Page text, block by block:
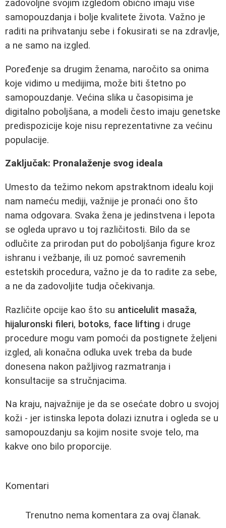
zadovoljne svojim izgledom obično imaju više
samopouzdanja i bolje kvalitete života. Važno je
raditi na prihvatanju sebe i fokusirati se na zdravlje,
a ne samo na izgled.
Poređenje sa drugim ženama, naročito sa onima
koje vidimo u medijima, može biti štetno po
samopouzdanje. Većina slika u časopisima je
digitalno poboljšana, a modeli često imaju genetske
predispozicije koje nisu reprezentativne za većinu
populacije.
Zaključak: Pronalaženje svog ideala
Umesto da težimo nekom apstraktnom idealu koji
nam nameću mediji, važnije je pronaći ono što
nama odgovara. Svaka žena je jedinstvena i lepota
se ogleda upravo u toj različitosti. Bilo da se
odlučite za prirodan put do poboljšanja figure kroz
ishranu i vežbanje, ili uz pomoć savremenih
estetskih procedura, važno je da to radite za sebe,
a ne da zadovoljite tudja očekivanja.
Različite opcije kao što su anticelulit masaža,
hijaluronski fileri, botoks, face lifting i druge
procedure mogu vam pomoći da postignete željeni
izgled, ali konačna odluka uvek treba da bude
donesena nakon pažljivog razmatranja i
konsultacije sa stručnjacima.
Na kraju, najvažnije je da se osećate dobro u svojoj
koži - jer istinska lepota dolazi iznutra i ogleda se u
samopouzdanju sa kojim nosite svoje telo, ma
kakve ono bilo proporcije.
Komentari
Trenutno nema komentara za ovaj članak.